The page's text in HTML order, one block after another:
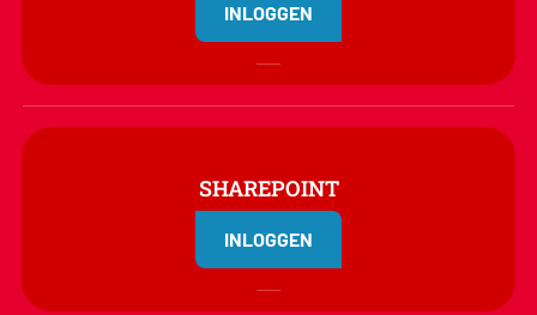
INLOGGEN
SHAREPOINT
INLOGGEN